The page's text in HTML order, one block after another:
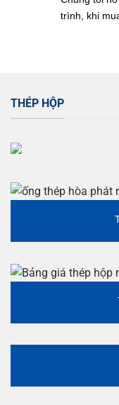
trình, khi
THÉP HỘP